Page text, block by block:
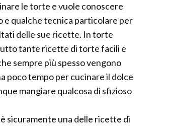
le torte e vuole conoscere
e qualche tecnica particolare per
delle sue ricette. In torte
tante ricette di torte facili e
sempre più spesso vengono
poco tempo per cucinare il dolce
mangiare qualcosa di sfizioso
sicuramente una delle ricette di